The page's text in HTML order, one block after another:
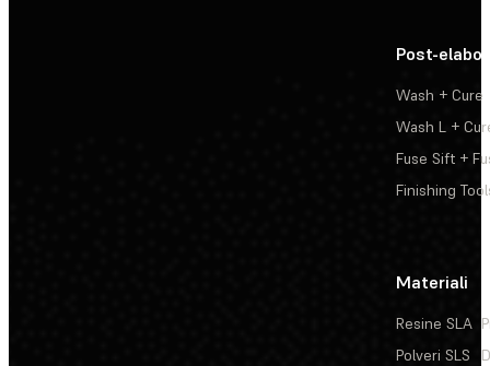
Post-
Wash + Cure
Wash L +
Fuse Sift +
Finishing
Materiali
Resine SLA
Polveri SLS